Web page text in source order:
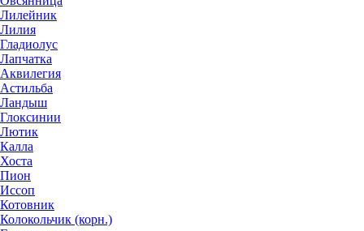
Лилейник
Лилия
Гладиолус
Лапчатка
Аквилегия
Астильба
Ландыш
Глоксинии
Лютик
Калла
Хоста
Пион
Иссоп
Котовник
Колокольчик (корн.)